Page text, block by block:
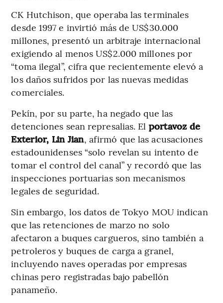
CK Hutchison, que operaba las terminales
desde 1997 e invirtió más de US$30.000
millones, presentó un arbitraje internacional
exigiendo al menos US$2.000 millones por
“toma ilegal”, cifra que recientemente elevó a
los daños sufridos por las nuevas medidas
comerciales.
Pekín, por su parte, ha negado que las
detenciones sean represalias. El portavoz de
Exterior, Lin Jian, afirmó que las acusaciones
estadounidenses “solo revelan su intento de
tomar el control del canal” y recordó que las
inspecciones portuarias son mecanismos
legales de seguridad.
Sin embargo, los datos de Tokyo MOU indican
que las retenciones de marzo no solo
afectaron a buques cargueros, sino también a
petroleros y buques de carga a granel,
incluyendo naves operadas por empresas
chinas pero registradas bajo pabellón
panameño.